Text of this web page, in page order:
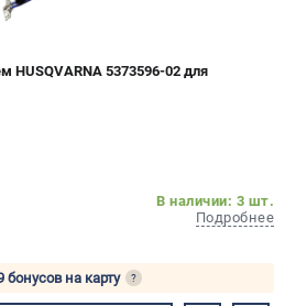
HUSQVARNA 5373596-02 для
В наличии: 3 шт.
Подробнее
бонусов на карту ?